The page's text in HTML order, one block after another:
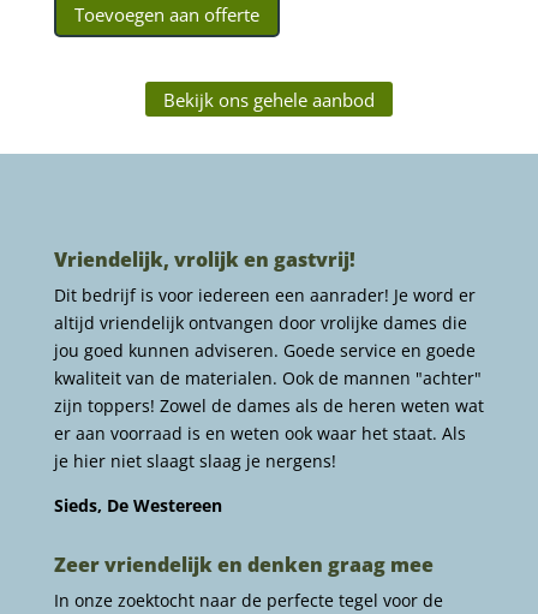
Toevoegen aan offerte
Bekijk ons gehele aanbod
Vriendelijk, vrolijk en gastvrij!
Dit bedrijf is voor iedereen een aanrader! Je word er
altijd vriendelijk ontvangen door vrolijke dames die
jou goed kunnen adviseren. Goede service en goede
kwaliteit van de materialen. Ook de mannen "achter"
zijn toppers! Zowel de dames als de heren weten wat
er aan voorraad is en weten ook waar het staat. Als
je hier niet slaagt slaag je nergens!
Sieds, De Westereen
Zeer vriendelijk en denken graag mee
In onze zoektocht naar de perfecte tegel voor de